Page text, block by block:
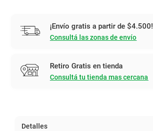
¡Envío gratis a partir de $4.500!
Consultá las zonas de envío
Retiro Gratis en tienda
Consultá tu tienda mas cercana
Detalles